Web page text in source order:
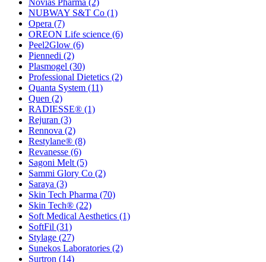
NUBWAY S&T Co (1)
Opera (7)
OREON Life science (6)
Peel2Glow (6)
Piennedi (2)
Plasmogel (30)
Professional Dietetics (2)
Quanta System (11)
Quen (2)
RADIESSE® (1)
Rejuran (3)
Rennova (2)
Restylane® (8)
Revanesse (6)
Sagoni Melt (5)
Sammi Glory Co (2)
Saraya (3)
Skin Tech Pharma (70)
Skin Tech® (22)
Soft Medical Aesthetics (1)
SoftFil (31)
Stylage (27)
Sunekos Laboratories (2)
Surtron (14)